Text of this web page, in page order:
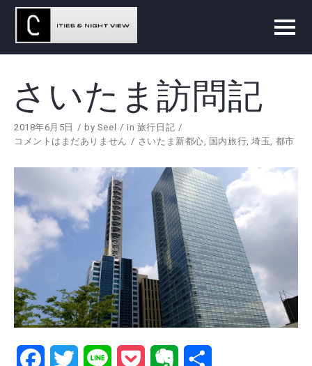
さいたま訪問記
2018年6月5日 by Seel in 旅行日記
コメントはまだありません
さいたま新都心, 国内旅行,埼玉, 都市
FacebookTwitter Line Pocket Evernote